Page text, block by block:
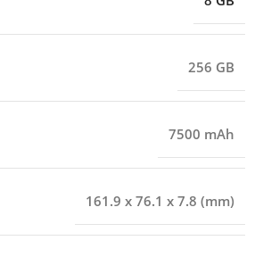
256 GB
7500 mAh
161.9 x 76.1 x 7.8 (mm)